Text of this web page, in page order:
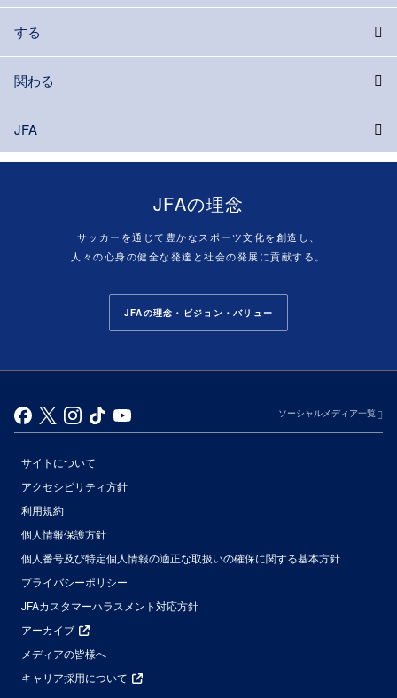
する
関わる
JFA
JFAの理念
サッカーを通じて豊かなスポーツ文化を創造し、
人々の心身の健全な発達と社会の発展に貢献する。
JFAの理念・ビジョン・バリュー
ソーシャルメディア一覧
サイトについて
アクセシビリティ方針
利用規約
個人情報保護方針
個人番号及び特定個人情報の適正な取扱いの確保に関する基本方針
プライバシーポリシー
JFAカスタマーハラスメント対応方針
アーカイブ
メディアの皆様へ
キャリア採用について